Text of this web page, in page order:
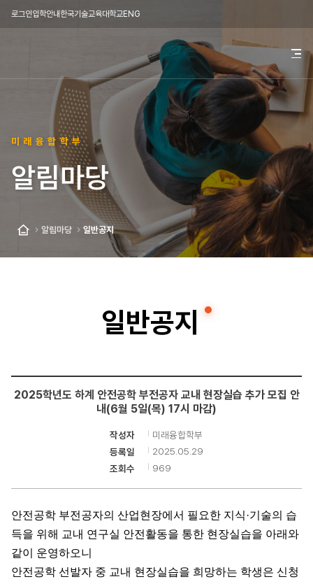
로그인입학안내한국기술교육대학교ENG
국
교
육
학
교
학
부
전
메
기
미래융합학부
알림마당
알림마당 일반공지
일반공지
2025학년도 하계 안전공학 부전공자 교내 현장실습 추가 모집 안
내(6월 5일(목) 17시 마감)
작성자
미래융합학부
등록일
2025.05.29
조회수
969
안전공학 부전공자의 산업현장에서 필요한 지식·기술의 습
득을 위해 교내 연구실 안전활동을 통한 현장실습을 아래와
같이 운영하오니
안전공학 선발자 중 교내 현장실습을 희망하는 학생은 신청